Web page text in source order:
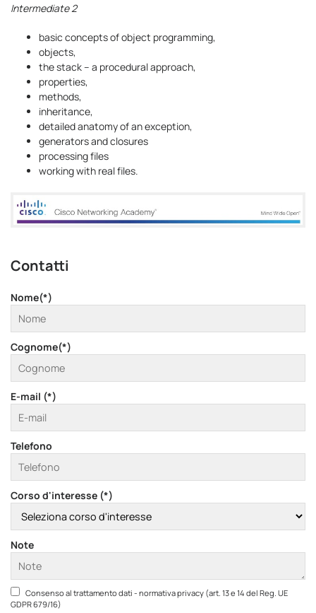
Intermediate 2
basic concepts of object programming,
objects,
the stack – a procedural approach,
properties,
methods,
inheritance,
detailed anatomy of an exception,
generators and closures
processing files
working with real files.
Contatti
Nome(*)
Cognome(*)
E-mail (*)
Telefono
Corso d'interesse (*)
Note
Consenso al trattamento dati - normativa privacy (art. 13 e 14 del Reg. UE
GDPR 679/16)